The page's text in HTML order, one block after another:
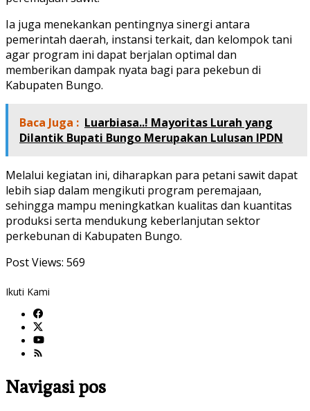
Ia juga menekankan pentingnya sinergi antara
pemerintah daerah, instansi terkait, dan kelompok tani
agar program ini dapat berjalan optimal dan
memberikan dampak nyata bagi para pekebun di
Kabupaten Bungo.
Baca Juga : Luarbiasa..! Mayoritas Lurah yang
Dilantik Bupati Bungo Merupakan Lulusan IPDN
Melalui kegiatan ini, diharapkan para petani sawit dapat
lebih siap dalam mengikuti program peremajaan,
sehingga mampu meningkatkan kualitas dan kuantitas
produksi serta mendukung keberlanjutan sektor
perkebunan di Kabupaten Bungo.
Post Views: 569
Ikuti Kami
Navigasi pos